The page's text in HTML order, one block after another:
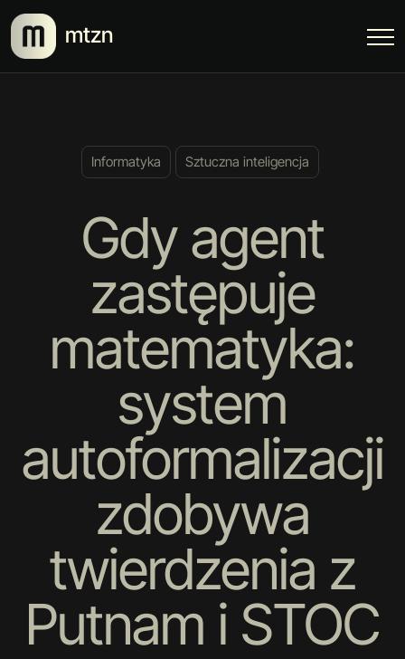
mtzn
Informatyka Sztuczna inteligencja
Gdy agent
zastępuje
matematyka:
system
autoformalizacji
zdobywa
twierdzenia z
Putnam i STOC